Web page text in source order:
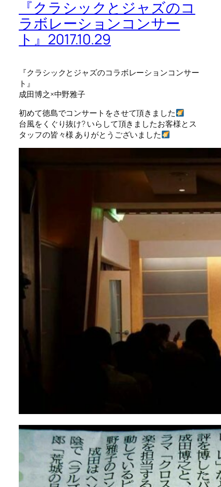
『クラシックとジャズのコ
ラボレーションコンサー
ト』2017.10.29
『クラシックとジャズのコラボレーションコンサー
ト』
成田博之×中野雅子
初めて徳島でコンサートをさせて頂きました
台風をくぐり抜け? いらして頂きましたお客様とス
タッフの皆々様 ありがとうございました